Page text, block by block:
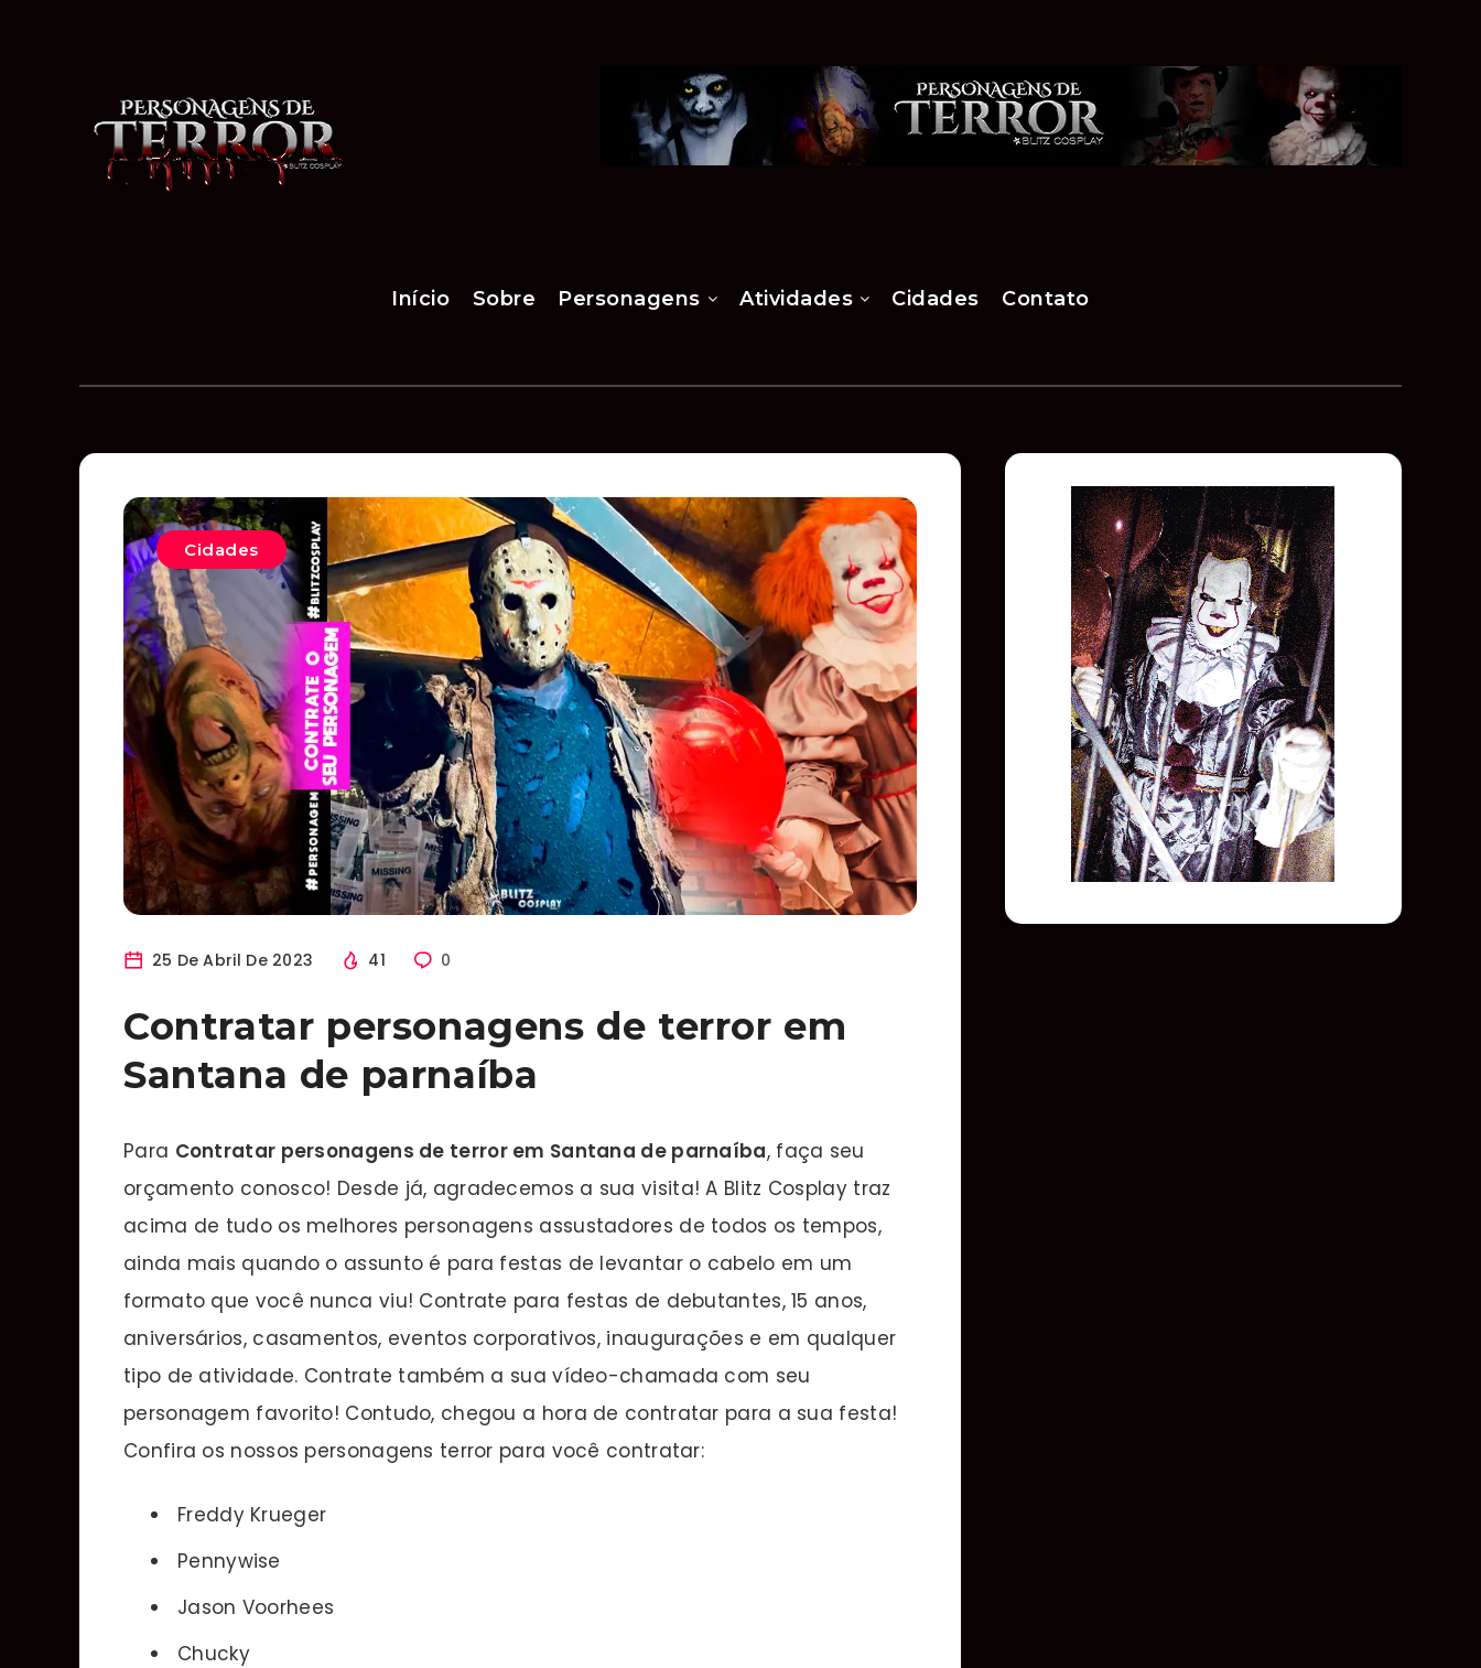
Início Sobre Personagens Atividades Cidades Contato
Cidades
25 De Abril De 2023 41 0
Contratar personagens de terror em
Santana de parnaíba
Para Contratar personagens de terror em Santana de parnaíba, faça seu
orçamento conosco! Desde já, agradecemos a sua visita! A Blitz Cosplay traz
acima de tudo os melhores personagens assustadores de todos os tempos,
ainda mais quando o assunto é para festas de levantar o cabelo em um
formato que você nunca viu! Contrate para festas de debutantes, 15 anos,
aniversários, casamentos, eventos corporativos, inaugurações e em qualquer
tipo de atividade. Contrate também a sua vídeo-chamada com seu
personagem favorito! Contudo, chegou a hora de contratar para a sua festa!
Confira os nossos personagens terror para você contratar:
Freddy Krueger
Pennywise
Jason Voorhees
Chucky